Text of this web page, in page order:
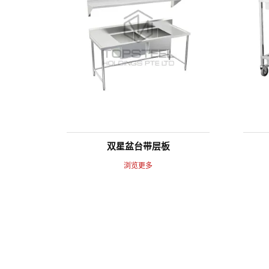
双星盆台带层板
浏览更多